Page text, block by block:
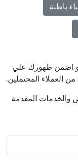
باطنة
و اضمن ظهورك علي
العملاء المحتملين.
والخدمات المقدمة